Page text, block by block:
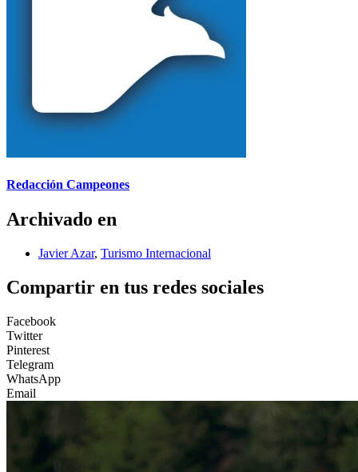
Redacción Campeones
Archivado en
Javier Azar, Turismo Internacional
Compartir en tus redes sociales
Facebook
Twitter
Pinterest
Telegram
WhatsApp
Email